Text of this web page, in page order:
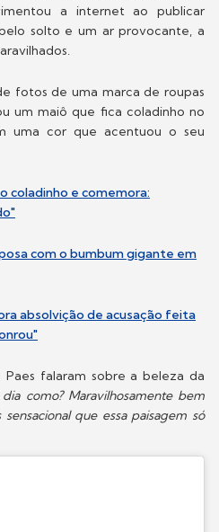
a internet ao publicar
solto e um ar provocante, a
fotos de uma marca de roupas
um maiô que fica coladinho no
uma cor que acentuou o seu
coladinho e comemora:
com o bumbum gigante em
absolvição de acusação feita
falaram sobre a beleza da
como? Maravilhosamente bem
que essa paisagem só